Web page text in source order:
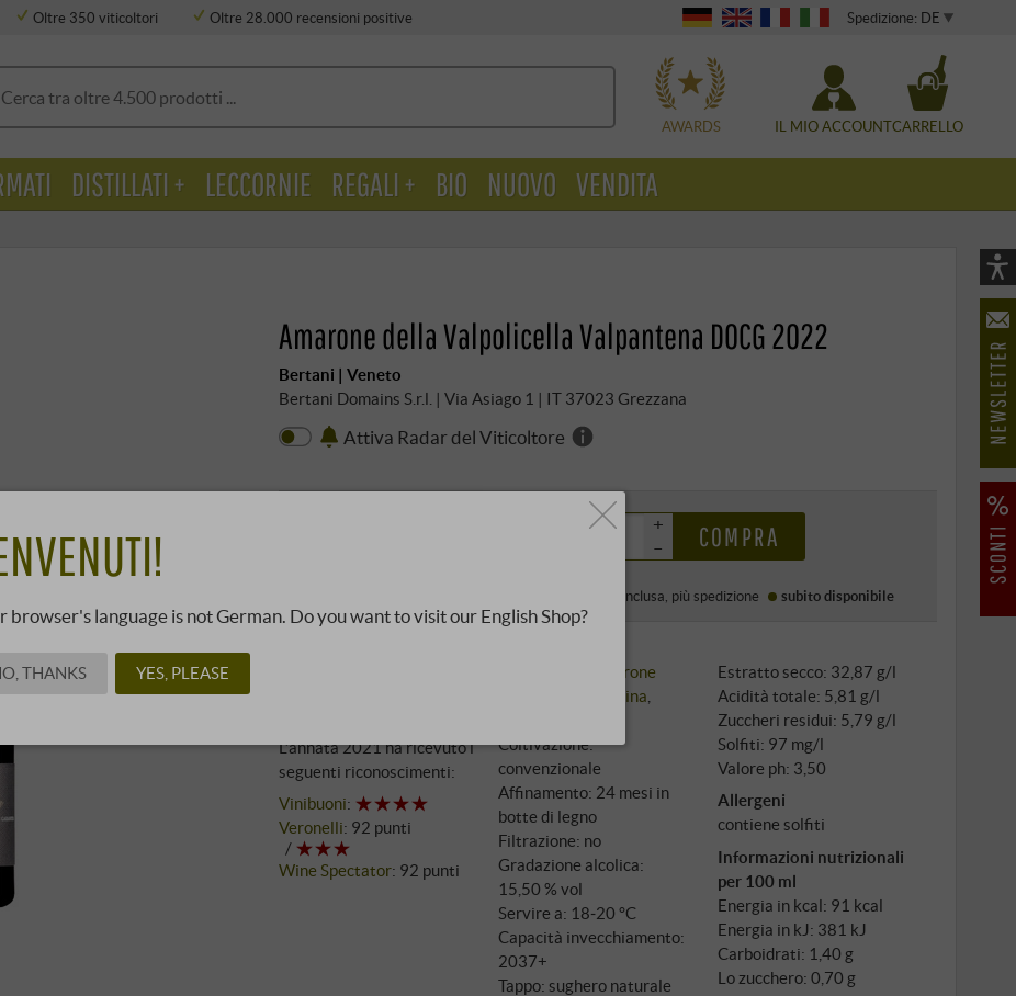
Oltre 350 viticoltori
Oltre 28.000 recensioni positive
WÄHLEN Spedizione: DE
AWARDS IL MIO ACCOUNTCARRELLO
Amarone della Valpolicella Valpantena DOCG 2022
Bertani | Veneto
Bertani Domains S.r.l. | Via Asiago 1 | IT 37023 Grezzana
Attiva Radar del Viticoltore
+
–
COMPRA
IVA inclusa , più spedizione subito disponibile
L’annata 2021 ha ricevuto i
seguenti riconoscimenti:
Vinibuoni:
Veronelli: 92 punti
Wine Spectator: 92 punti
Amarone
Corvina
Coltivazione:
convenzionale
Affinamento: 24 mesi in
botte di legno
Filtrazione: no
Gradazione alcolica:
15,50 % vol
Servire a: 18‑20 °C
Capacità invecchiamento:
2037+
Tappo: sughero naturale
Estratto secco: 32,87 g/l
Acidità totale: 5,81 g/l
Zuccheri residui: 5,79 g/l
Solfiti: 97 mg/l
Valore ph: 3,50
Allergeni
contiene solfiti
Informazioni nutrizionali
per 100 ml
Energia in kcal: 91 kcal
Energia in kJ: 381 kJ
Carboidrati: 1,40 g
Lo zucchero: 0,70 g
DISTILLATI + LECCORNIE REGALI + BIO NUOVO VENDITA
browser's language is not German. Do you want to visit our English Shop?
THANKS YES, PLEASE